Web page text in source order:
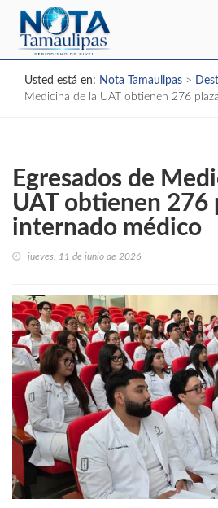
Usted está en: Nota Tamaulipas >
Medicina de la UAT obtienen 276
Egresados de
UAT obtienen 276
internado médico
jueves, 11 de junio de 2026